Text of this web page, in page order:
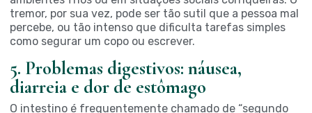
tremor, por sua vez, pode ser tão sutil que a pessoa mal
percebe, ou tão intenso que dificulta tarefas simples
como segurar um copo ou escrever.
5. Problemas digestivos: náusea,
diarreia e dor de estômago
O intestino é frequentemente chamado de “segundo